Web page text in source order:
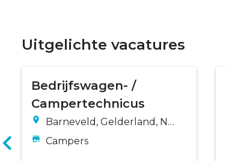
Uitgelichte vacatures
Bedrijfswagen- /
Campertechnicus
Barneveld, Gelderland, Ne
derland
Campers